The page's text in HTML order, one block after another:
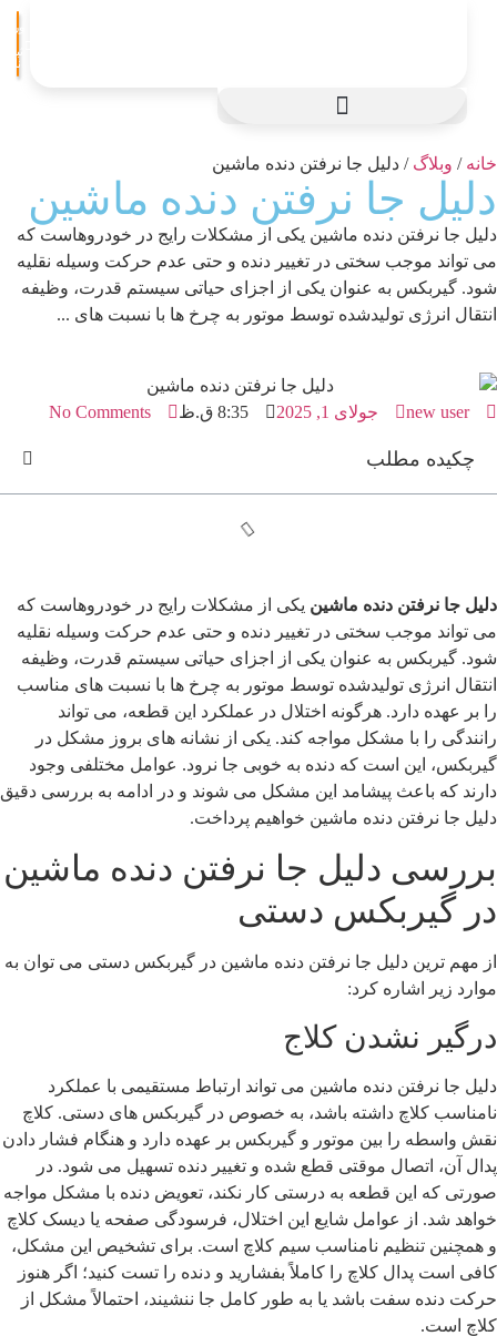
ورود
/
ثبت
نام
/وبلاگ/ دلیل جا نرفتن دنده ماشین
جا نرفتن دنده ماشین
جا نرفتن دنده ماشین یکی از مشکلات رایج در خودروهاست که
تواند موجب سختی در تغییر دنده و حتی عدم حرکت وسیله نقلیه
گیربکس به عنوان یکی از اجزای حیاتی سیستم قدرت، وظیفه
انرژی تولیدشده توسط موتور به چرخ ها با نسبت های ...
new user جولای 1, 2025 8:35 ق.ظ No Comments
چکیده مطلب
جا نرفتن دنده ماشینیکی از مشکلات رایج در خودروهاست که
تواند موجب سختی در تغییر دنده و حتی عدم حرکت وسیله نقلیه
گیربکس به عنوان یکی از اجزای حیاتی سیستم قدرت، وظیفه
انرژی تولیدشده توسط موتور به چرخ ها با نسبت های مناسب
بر عهده دارد. هرگونه اختلال در عملکرد این قطعه، می تواند
را با مشکل مواجه کند. یکی از نشانه های بروز مشکل در
این است که دنده به خوبی جا نرود. عوامل مختلفی وجود
که باعث پیشامد این مشکل می شوند و در ادامه به بررسی دقیق
جا نرفتن دنده ماشین خواهیم پرداخت.
دلیل جا نرفتن دنده ماشین
گیربکس دستی
مهم ترین دلیل جا نرفتن دنده ماشین در گیربکس دستی می توان به
زیر اشاره کرد:
نشدن کلاج
جا نرفتن دنده ماشین می تواند ارتباط مستقیمی با عملکرد
کلاچ داشته باشد، به خصوص در گیربکس های دستی. کلاچ
واسطه را بین موتور و گیربکس بر عهده دارد و هنگام فشار دادن
آن، اتصال موقتی قطع شده و تغییر دنده تسهیل می شود. در
که این قطعه به درستی کار نکند، تعویض دنده با مشکل مواجه
شد. از عوامل شایع این اختلال، فرسودگی صفحه یا دیسک کلاچ
همچنین تنظیم نامناسب سیم کلاچ است. برای تشخیص این مشکل،
است پدال کلاچ را کاملاً بفشارید و دنده را تست کنید؛ اگر هنوز
دنده سفت باشد یا به طور کامل جا ننشیند، احتمالاً مشکل از
است.